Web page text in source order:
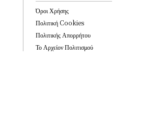
Όροι Χρήσης
Πολιτική Cookies
Πολιτικής Απορρήτου
Το Αρχείον Πολιτισμού